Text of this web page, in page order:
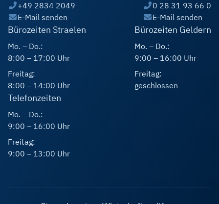
+49 2834 2049
E-Mail senden
0 28 31 93 66 0
E-Mail senden
Bürozeiten Straelen
Mo. – Do.:
8:00 – 17:00 Uhr
Freitag:
8:00 – 14:00 Uhr
Bürozeiten Geldern
Mo. – Do.:
9:00 – 16:00 Uhr
Freitag:
geschlossen
Telefonzeiten
Mo. – Do.:
9:00 – 16:00 Uhr
Freitag:
9:00 – 13:00 Uhr